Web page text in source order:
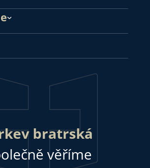
bratrská
věříme